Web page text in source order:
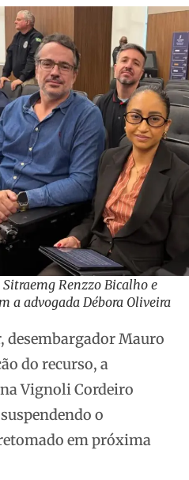
Sitraemg Renzzo Bicalho e
a advogada Débora Oliveira
desembargador Mauro
do recurso, a
Vignoli Cordeiro
o
em próxima